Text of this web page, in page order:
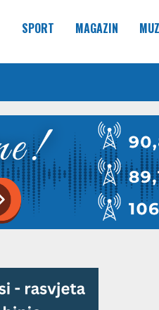
SPORT MAGAZIN